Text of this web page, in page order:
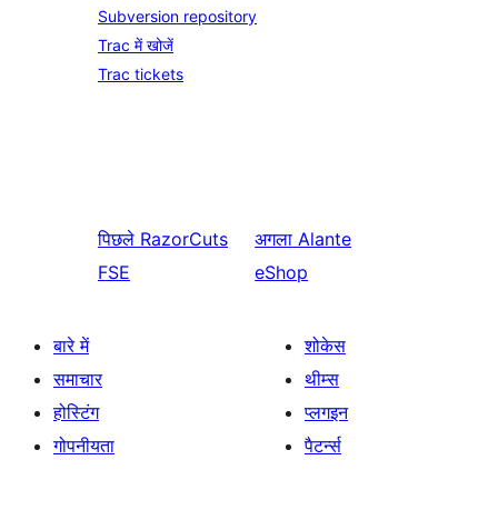
Subversion repository
Trac में खोजें
Trac tickets
पिछले RazorCuts
FSE
अगला Alante
eShop
बारे में
समाचार
होस्टिंग
गोपनीयता
शोकेस
थीम्स
प्लगइन
पैटर्न्स